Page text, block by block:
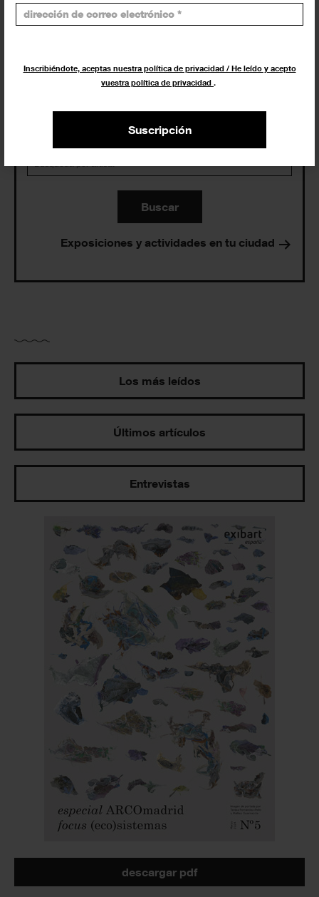
Inscribiéndote, aceptas nuestra política de privacidad / He leído y acepto
vuestra política de privacidad .
Suscripción
Incluir eventos web
Buscar
Exposiciones y actividades en tu ciudad
Los más leídos
Últimos artículos
Entrevistas
descargar pdf